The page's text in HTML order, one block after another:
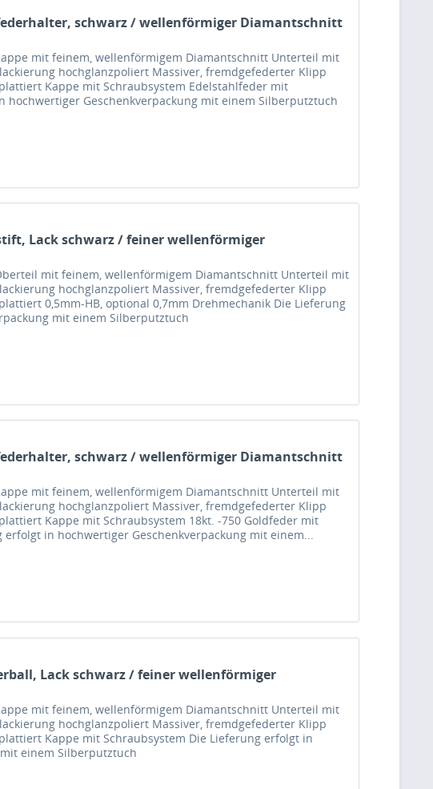
schwarz / wellenförmiger Diamantschnitt
mit feinem, wellenförmigem Diamantschnitt Unterteil mit
hochglanzpoliert Massiver, fremdgefederter Klipp
Kappe mit Schraubsystem Edelstahlfeder mit
Geschenkverpackung mit einem Silberputztuch
Lack schwarz / feiner wellenförmiger
mit feinem, wellenförmigem Diamantschnitt Unterteil mit
hochglanzpoliert Massiver, fremdgefederter Klipp
0,5mm-HB, optional 0,7mm Drehmechanik Die Lieferung
mit einem Silberputztuch
schwarz / wellenförmiger Diamantschnitt
mit feinem, wellenförmigem Diamantschnitt Unterteil mit
hochglanzpoliert Massiver, fremdgefederter Klipp
Kappe mit Schraubsystem 18kt. -750 Goldfeder mit
in hochwertiger Geschenkverpackung mit einem...
Lack schwarz / feiner wellenförmiger
mit feinem, wellenförmigem Diamantschnitt Unterteil mit
hochglanzpoliert Massiver, fremdgefederter Klipp
Kappe mit Schraubsystem Die Lieferung erfolgt in
einem Silberputztuch